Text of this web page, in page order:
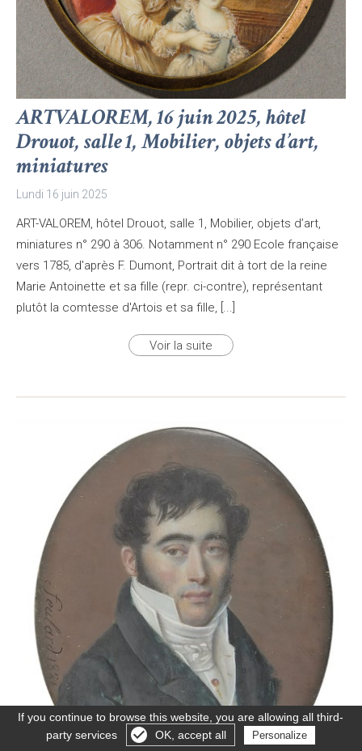
ARTVALOREM, 16 juin 2025, hôtel
Drouot, salle 1, Mobilier, objets d’art,
miniatures
Lundi 16 juin 2025
ART-VALOREM, hôtel Drouot, salle 1, Mobilier, objets d’art,
miniatures n° 290 à 306. Notamment n° 290 Ecole française
vers 1785, d'après F. Dumont, Portrait dit à tort de la reine
Marie Antoinette et sa fille (repr. ci-contre), représentant
plutôt la comtesse d'Artois et sa fille, [...]
Voir la suite
Gérer les cookies
If you continue to browse this website, you are allowing all third-
party services
OK, accept all Personalize